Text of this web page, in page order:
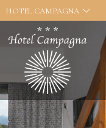
HOTEL CAMPAGNA